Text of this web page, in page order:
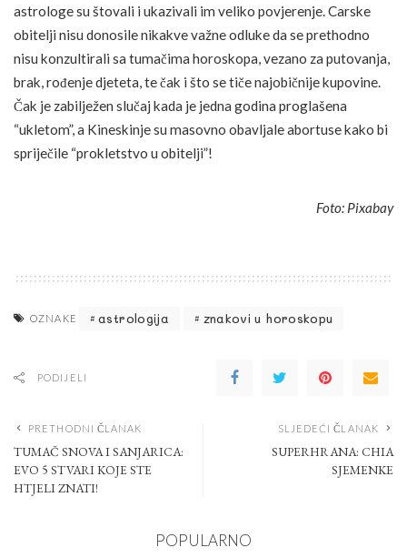
astrologe su štovali i ukazivali im veliko povjerenje. Carske
obitelji nisu donosile nikakve važne odluke da se prethodno
nisu konzultirali sa tumačima horoskopa, vezano za putovanja,
brak, rođenje djeteta, te čak i što se tiče najobičnije kupovine.
Čak je zabilježen slučaj kada je jedna godina proglašena
“ukletom”, a Kineskinje su masovno obavljale abortuse kako bi
spriječile “prokletstvo u obitelji”!
Foto: Pixabay
OZNAKE astrologija znakovi u horoskopu
PODIJELI
PRETHODNI ČLANAK
TUMAČ SNOVA I SANJARICA:
EVO 5 STVARI KOJE STE
HTJELI ZNATI!
SLJEDEĆI ČLANAK
SUPERHRANA: CHIA
SJEMENKE
POPULARNO